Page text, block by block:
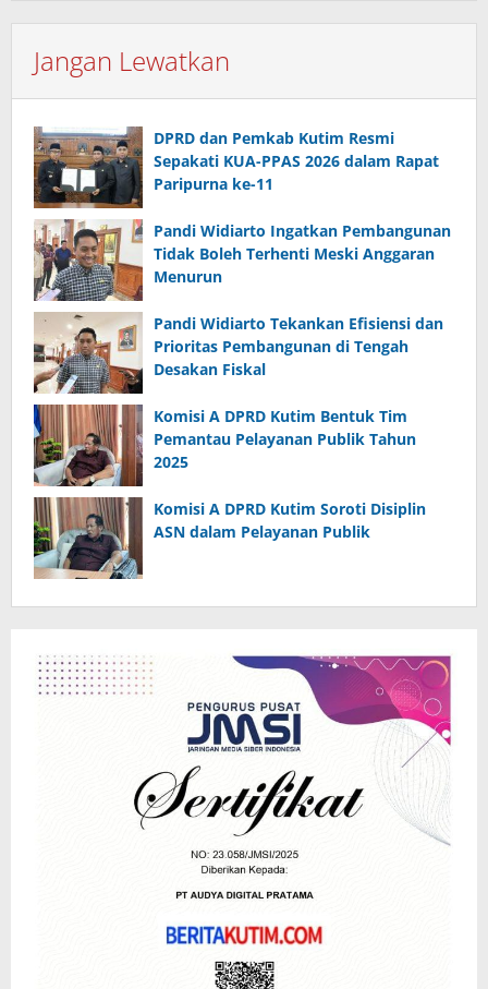
Jangan Lewatkan
DPRD dan Pemkab Kutim Resmi
Sepakati KUA-PPAS 2026 dalam Rapat
Paripurna ke-11
Pandi Widiarto Ingatkan Pembangunan
Tidak Boleh Terhenti Meski Anggaran
Menurun
Pandi Widiarto Tekankan Efisiensi dan
Prioritas Pembangunan di Tengah
Desakan Fiskal
Komisi A DPRD Kutim Bentuk Tim
Pemantau Pelayanan Publik Tahun
2025
Komisi A DPRD Kutim Soroti Disiplin
ASN dalam Pelayanan Publik